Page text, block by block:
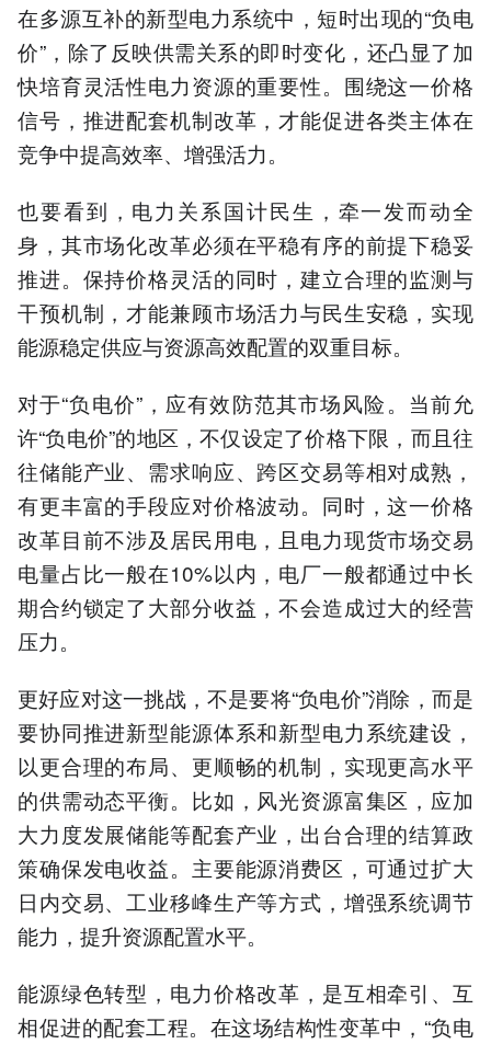
在多源互补的新型电力系统中，短时出现的“负电
价”，除了反映供需关系的即时变化，还凸显了加
快培育灵活性电力资源的重要性。围绕这一价格
信号，推进配套机制改革，才能促进各类主体在
竞争中提高效率、增强活力。
也要看到，电力关系国计民生，牵一发而动全
身，其市场化改革必须在平稳有序的前提下稳妥
推进。保持价格灵活的同时，建立合理的监测与
干预机制，才能兼顾市场活力与民生安稳，实现
能源稳定供应与资源高效配置的双重目标。
对于“负电价”，应有效防范其市场风险。当前允
许“负电价”的地区，不仅设定了价格下限，而且往
往储能产业、需求响应、跨区交易等相对成熟，
有更丰富的手段应对价格波动。同时，这一价格
改革目前不涉及居民用电，且电力现货市场交易
电量占比一般在10%以内，电厂一般都通过中长
期合约锁定了大部分收益，不会造成过大的经营
压力。
更好应对这一挑战，不是要将“负电价”消除，而是
要协同推进新型能源体系和新型电力系统建设，
以更合理的布局、更顺畅的机制，实现更高水平
的供需动态平衡。比如，风光资源富集区，应加
大力度发展储能等配套产业，出台合理的结算政
策确保发电收益。主要能源消费区，可通过扩大
日内交易、工业移峰生产等方式，增强系统调节
能力，提升资源配置水平。
能源绿色转型，电力价格改革，是互相牵引、互
相促进的配套工程。在这场结构性变革中，“负电